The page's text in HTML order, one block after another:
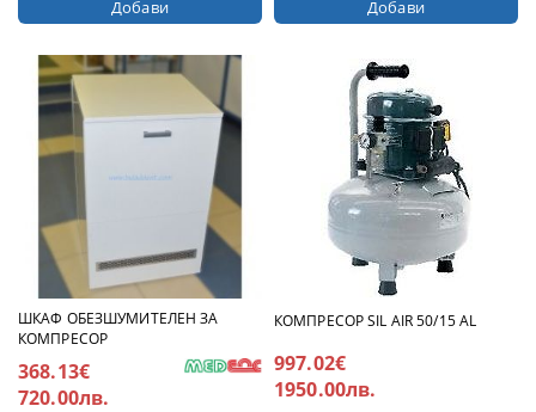
ШКАФ ОБЕЗШУМИТЕЛЕН ЗА
КОМПРЕСОР
368.13€
720.00лв.
КОМПРЕСОР SIL AIR 50/15 AL
997.02€
1950.00лв.